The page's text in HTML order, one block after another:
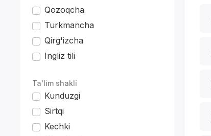
Qozoqcha
Turkmancha
Qirg'izcha
Ingliz tili
Ta'lim shakli
Kunduzgi
Sirtqi
Kechki